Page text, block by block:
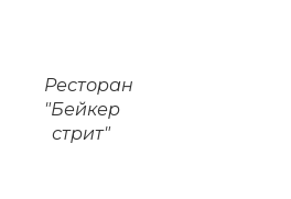
Ресторан
"Бейкер
стрит"